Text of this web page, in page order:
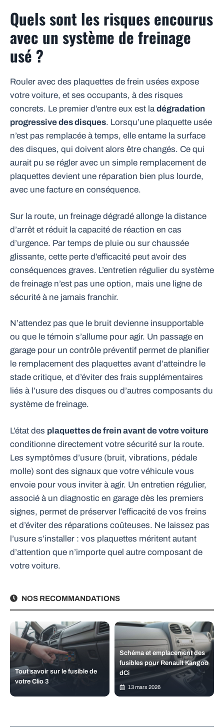
Quels sont les risques encourus
avec un système de freinage
usé ?
Rouler avec des plaquettes de frein usées expose
votre voiture, et ses occupants, à des risques
concrets. Le premier d’entre eux est ladégradation
progressive des disques. Lorsqu’une plaquette usée
n’est pas remplacée à temps, elle entame la surface
des disques, qui doivent alors être changés. Ce qui
aurait pu se régler avec un simple remplacement de
plaquettes devient une réparation bien plus lourde,
avec une facture en conséquence.
Sur la route, un freinage dégradé allonge la distance
d’arrêt et réduit la capacité de réaction en cas
d’urgence. Par temps de pluie ou sur chaussée
glissante, cette perte d’efficacité peut avoir des
conséquences graves. L’entretien régulier du système
de freinage n’est pas une option, mais une ligne de
sécurité à ne jamais franchir.
N’attendez pas que le bruit devienne insupportable
ou que le témoin s’allume pour agir. Un passage en
garage pour un contrôle préventif permet de planifier
le remplacement des plaquettes avant d’atteindre le
stade critique, et d’éviter des frais supplémentaires
liés à l’usure des disques ou d’autres composants du
système de freinage.
L’état des plaquettes de frein avant de votre voiture
conditionne directement votre sécurité sur la route.
Les symptômes d’usure (bruit, vibrations, pédale
molle) sont des signaux que votre véhicule vous
envoie pour vous inviter à agir. Un entretien régulier,
associé à un diagnostic en garage dès les premiers
signes, permet de préserver l’efficacité de vos freins
et d’éviter des réparations coûteuses. Ne laissez pas
l’usure s’installer : vos plaquettes méritent autant
d’attention que n’importe quel autre composant de
votre voiture.
NOS RECOMMANDATIONS
Tout savoir sur le fusible de
votre Clio 3
Schéma et emplacement des
fusibles pour Renault Kangoo
dCi
13 mars 2026